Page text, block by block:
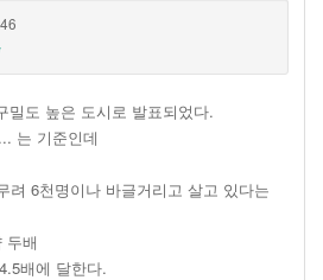
밀도 높은 도시로 발표되었다.
는 기준인데
려 6천명이나 바글거리고 살고 있다는
두배
배에 달한다.